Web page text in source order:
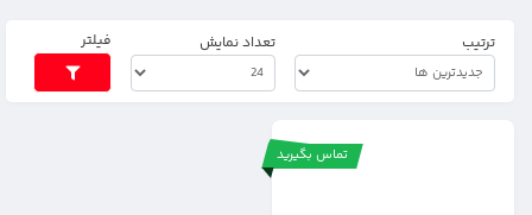
ترتیب تعداد نمایش فیلتر
تماس بگیرید